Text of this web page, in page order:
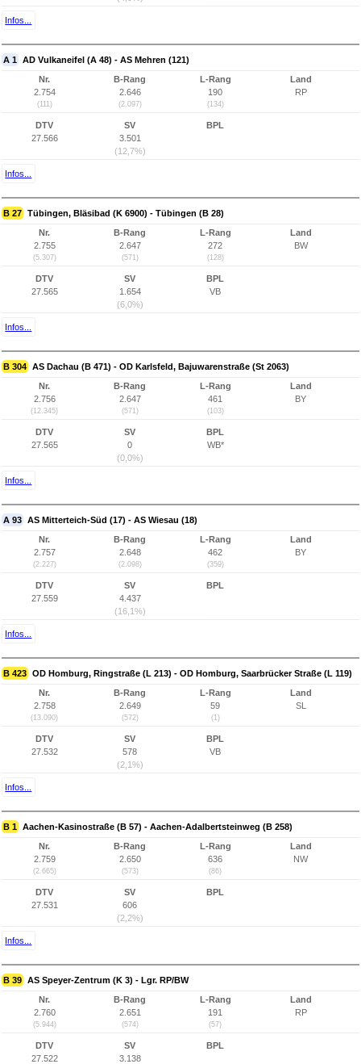
Infos...
A 1 AD Vulkaneifel (A 48) - AS Mehren (121)
Nr.
2.754
(111)
B-Rang
2.646
(2.097)
L-Rang
190
(134)
Land
RP
DTV
27.566
SV
3.501
(12,7%)
BPL
Infos...
B 27 Tübingen, Bläsibad (K 6900) - Tübingen (B 28)
Nr.
2.755
(5.307)
B-Rang
2.647
(571)
L-Rang
272
(128)
Land
BW
DTV
27.565
SV
1.654
(6,0%)
BPL
VB
Infos...
B 304 AS Dachau (B 471) - OD Karlsfeld, Bajuwarenstraße (St 2063)
Nr.
2.756
(12.345)
B-Rang
2.647
(571)
L-Rang
461
(103)
Land
BY
DTV
27.565
SV
0
(0,0%)
BPL
WB*
Infos...
A 93 AS Mitterteich-Süd (17) - AS Wiesau (18)
Nr.
2.757
(2.227)
B-Rang
2.648
(2.098)
L-Rang
462
(359)
Land
BY
DTV
27.559
SV
4.437
(16,1%)
BPL
Infos...
B 423 OD Homburg, Ringstraße (L 213) - OD Homburg, Saarbrücker Straße (L 119)
Nr.
2.758
(13.090)
B-Rang
2.649
(572)
L-Rang
59
(1)
Land
SL
DTV
27.532
SV
578
(2,1%)
BPL
VB
Infos...
B 1 Aachen-Kasinostraße (B 57) - Aachen-Adalbertsteinweg (B 258)
Nr.
2.759
(2.665)
B-Rang
2.650
(573)
L-Rang
636
(86)
Land
NW
DTV
27.531
SV
606
(2,2%)
BPL
Infos...
B 39 AS Speyer-Zentrum (K 3) - Lgr. RP/BW
Nr.
2.760
(5.944)
B-Rang
2.651
(574)
L-Rang
191
(57)
Land
RP
DTV
27.522
SV
3.138
BPL